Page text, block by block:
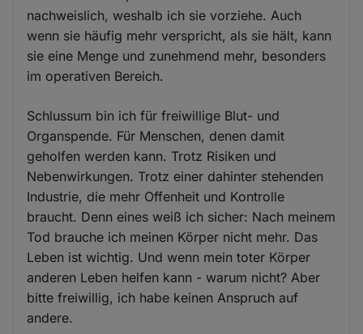
nachweislich, weshalb ich sie vorziehe. Auch
wenn sie häufig mehr verspricht, als sie hält, kann
sie eine Menge und zunehmend mehr, besonders
im operativen Bereich.
Schlussum bin ich für freiwillige Blut- und
Organspende. Für Menschen, denen damit
geholfen werden kann. Trotz Risiken und
Nebenwirkungen. Trotz einer dahinter stehenden
Industrie, die mehr Offenheit und Kontrolle
braucht. Denn eines weiß ich sicher: Nach meinem
Tod brauche ich meinen Körper nicht mehr. Das
Leben ist wichtig. Und wenn mein toter Körper
anderen Leben helfen kann - warum nicht? Aber
bitte freiwillig, ich habe keinen Anspruch auf
andere.